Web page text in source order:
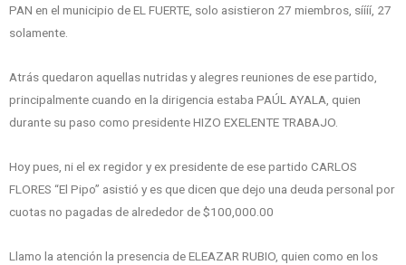
PAN en el municipio de EL FUERTE, solo asistieron 27 miembros, síííí, 27
solamente.
Atrás quedaron aquellas nutridas y alegres reuniones de ese partido,
principalmente cuando en la dirigencia estaba PAÚL AYALA, quien
durante su paso como presidente HIZO EXELENTE TRABAJO.
Hoy pues, ni el ex regidor y ex presidente de ese partido CARLOS
FLORES “El Pipo” asistió y es que dicen que dejo una deuda personal por
cuotas no pagadas de alrededor de $100,000.00
Llamo la atención la presencia de ELEAZAR RUBIO, quien como en los